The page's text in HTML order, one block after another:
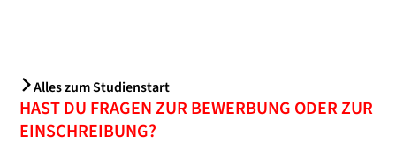
Alles zum Studienstart
HAST DU FRAGEN ZUR BEWERBUNG ODER ZUR
EINSCHREIBUNG?